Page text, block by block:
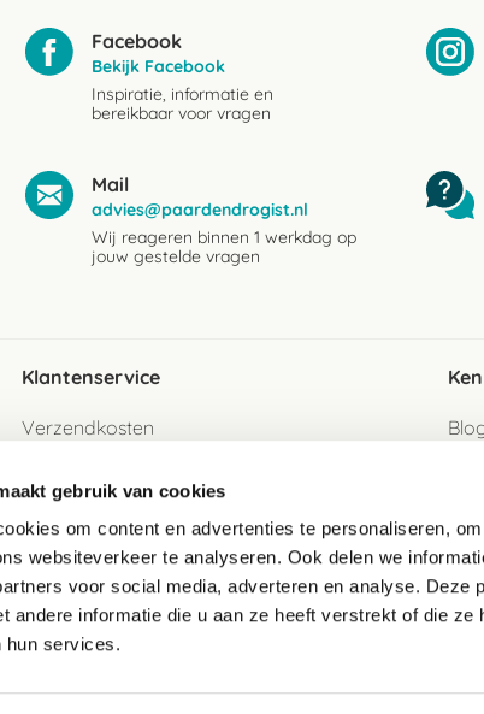
gebruik van cookies
om content en advertenties te personaliseren,
websiteverkeer te analyseren. Ook delen we
voor social media, adverteren en analyse. Deze
andere informatie die u aan ze heeft verstrekt of die ze
hun services.
Facebook
Bekijk Facebook
Inspiratie, informatie en
bereikbaar voor vragen
Mail
advies@paardendrogist.nl
Wij reageren binnen 1 werkdag op
jouw gestelde vragen
Klantenservice
Verzendkosten
Betaalwijzen
Retour
Retour sturen als gast
Garantie
Veelgestelde vragen